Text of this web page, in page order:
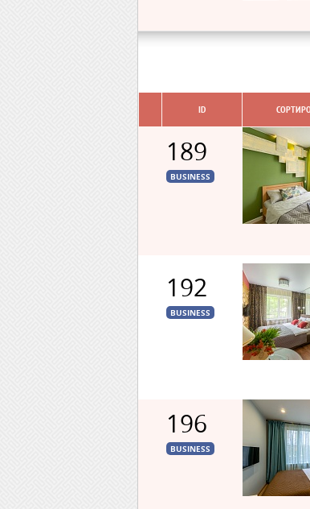
ID
189
BUSINESS
192
BUSINESS
196
BUSINESS